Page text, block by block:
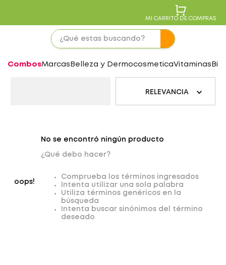
MI CARRITO DE COMPRAS
CombosMarcas Belleza y DermocosmeticaVitaminas
RELEVANCIA
oops!
No se encontró ningún producto
¿Qué debo hacer?
Comprueba los términos ingresados
Intenta utilizar una sola palabra
Utiliza términos genéricos en la
búsqueda
Intenta buscar sinónimos del término
deseado